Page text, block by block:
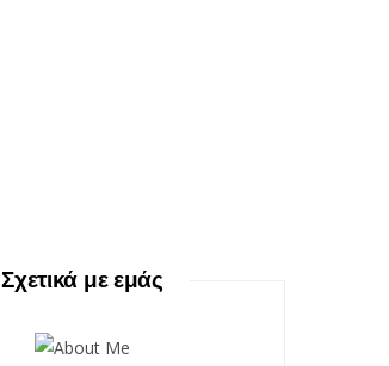
Σχετικά με εμάς